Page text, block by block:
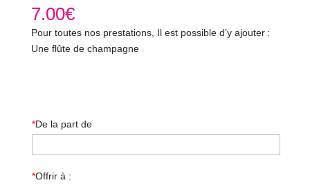
7.00€
Pour toutes nos prestations, Il est possible d’y ajouter :
Une flûte de champagne
*De la part de
*Offrir à :